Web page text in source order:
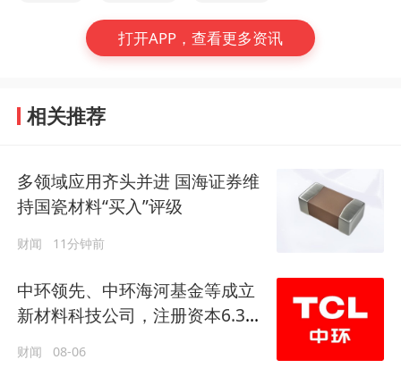
打开APP，查看更多资讯
相关推荐
多领域应用齐头并进 国海证券维
持国瓷材料“买入”评级
财闻 11分钟前
中环领先、中环海河基金等成立
新材料科技公司，注册资本6.3亿
元
财闻 08-06